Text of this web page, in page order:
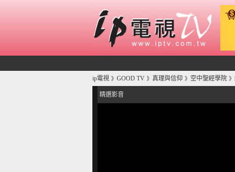
ip電視 》 GOOD TV 》 真理與信仰 》 空中聖經學院 》
精選影音